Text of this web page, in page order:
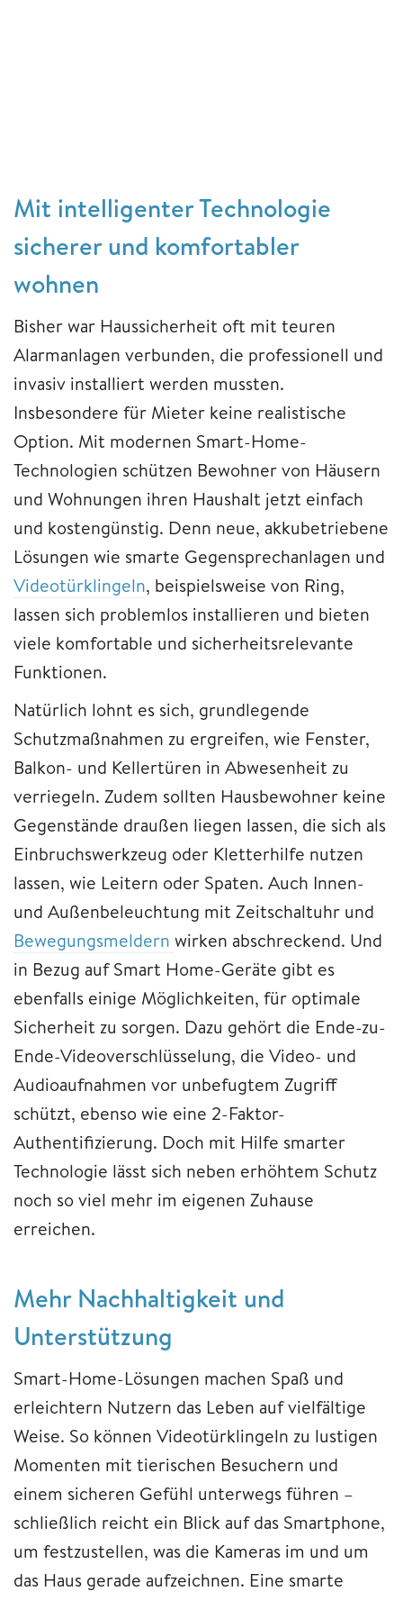
Mit intelligenter Technologie
sicherer und komfortabler
wohnen
Bisher war Haussicherheit oft mit teuren
Alarmanlagen verbunden, die professionell und
invasiv installiert werden mussten.
Insbesondere für Mieter keine realistische
Option. Mit modernen Smart-Home-
Technologien schützen Bewohner von Häusern
und Wohnungen ihren Haushalt jetzt einfach
und kostengünstig. Denn neue, akkubetriebene
Lösungen wie smarte Gegensprechanlagen und
Videotürklingeln, beispielsweise von Ring,
lassen sich problemlos installieren und bieten
viele komfortable und sicherheitsrelevante
Funktionen.
Natürlich lohnt es sich, grundlegende
Schutzmaßnahmen zu ergreifen, wie Fenster,
Balkon- und Kellertüren in Abwesenheit zu
verriegeln. Zudem sollten Hausbewohner keine
Gegenstände draußen liegen lassen, die sich als
Einbruchswerkzeug oder Kletterhilfe nutzen
lassen, wie Leitern oder Spaten. Auch Innen-
und Außenbeleuchtung mit Zeitschaltuhr und
Bewegungsmeldern wirken abschreckend. Und
in Bezug auf Smart Home-Geräte gibt es
ebenfalls einige Möglichkeiten, für optimale
Sicherheit zu sorgen. Dazu gehört die Ende-zu-
Ende-Videoverschlüsselung, die Video- und
Audioaufnahmen vor unbefugtem Zugriff
schützt, ebenso wie eine 2-Faktor-
Authentifizierung. Doch mit Hilfe smarter
Technologie lässt sich neben erhöhtem Schutz
noch so viel mehr im eigenen Zuhause
erreichen.
Mehr Nachhaltigkeit und
Unterstützung
Smart-Home-Lösungen machen Spaß und
erleichtern Nutzern das Leben auf vielfältige
Weise. So können Videotürklingeln zu lustigen
Momenten mit tierischen Besuchern und
einem sicheren Gefühl unterwegs führen –
schließlich reicht ein Blick auf das Smartphone,
um festzustellen, was die Kameras im und um
das Haus gerade aufzeichnen. Eine smarte